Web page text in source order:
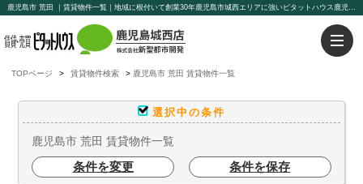
鹿児島市 荒田 ｜賃貸物件一覧｜地域に根付いて創業30年鹿児島市城西エリアに強いピタットハウス鹿児島城西店【新聖都市開発】豊富な物件を取り揃えております。賃貸管理もお任せください。
TOPページ 賃貸物件検索 鹿児島市 荒田 賃貸物件一覧
選択中の条件
鹿児島市 荒田 賃貸物件一覧
条件を変更 条件を保存